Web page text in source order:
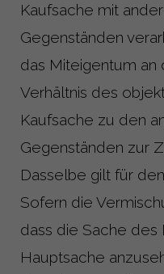
Kaufsache mit
Gegenständen
das Miteigentum an
Verhältnis des
Kaufsache zu den
Gegenständen zur
Dasselbe gilt für
Sofern die
dass die Sache des
Hauptsache